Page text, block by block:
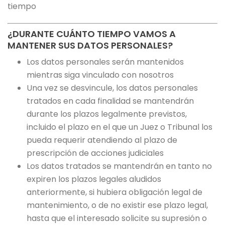
tiempo
¿DURANTE CUÁNTO TIEMPO VAMOS A
MANTENER SUS DATOS PERSONALES?
Los datos personales serán mantenidos
mientras siga vinculado con nosotros
Una vez se desvincule, los datos personales
tratados en cada finalidad se mantendrán
durante los plazos legalmente previstos,
incluido el plazo en el que un Juez o Tribunal los
pueda requerir atendiendo al plazo de
prescripción de acciones judiciales
Los datos tratados se mantendrán en tanto no
expiren los plazos legales aludidos
anteriormente, si hubiera obligación legal de
mantenimiento, o de no existir ese plazo legal,
hasta que el interesado solicite su supresión o